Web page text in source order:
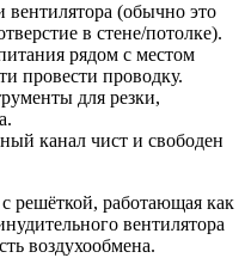
вентилятора (обычно это
в стене/потолке).
рядом с местом
провести проводку.
для резки,
канал чист и свободен
решёткой, работающая как
вентилятора
воздухообмена.